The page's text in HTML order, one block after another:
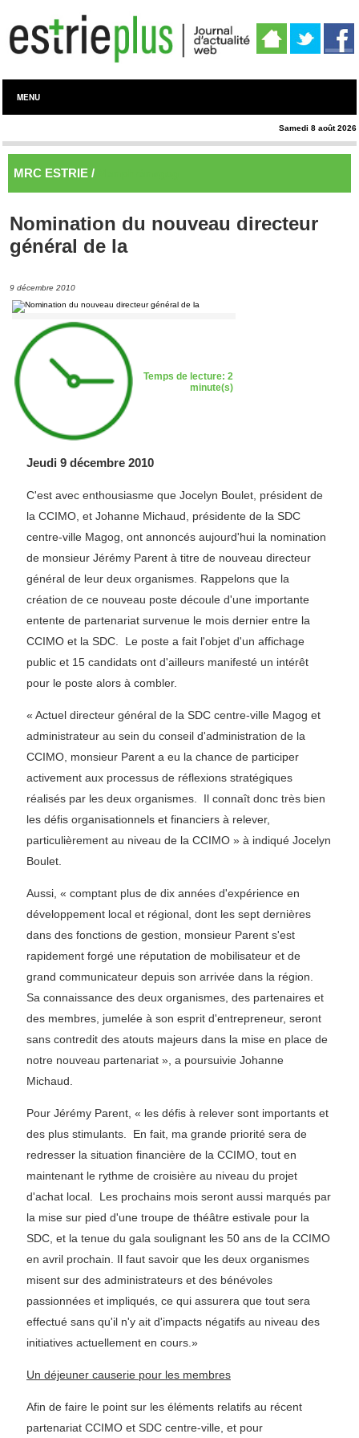
MENU
Samedi 8 août 2026
MRC ESTRIE /
Nomination du nouveau directeur
général de la
9 décembre 2010
Temps de lecture: 2
minute(s)
Jeudi 9 décembre 2010
C'est avec enthousiasme que Jocelyn Boulet, président de
la CCIMO, et Johanne Michaud, présidente de la SDC
centre-ville Magog, ont annoncés aujourd'hui la nomination
de monsieur Jérémy Parent à titre de nouveau directeur
général de leur deux organismes. Rappelons que la
création de ce nouveau poste découle d'une importante
entente de partenariat survenue le mois dernier entre la
CCIMO et la SDC. Le poste a fait l'objet d'un affichage
public et 15 candidats ont d'ailleurs manifesté un intérêt
pour le poste alors à combler.
« Actuel directeur général de la SDC centre-ville Magog et
administrateur au sein du conseil d'administration de la
CCIMO, monsieur Parent a eu la chance de participer
activement aux processus de réflexions stratégiques
réalisés par les deux organismes. Il connaît donc très bien
les défis organisationnels et financiers à relever,
particulièrement au niveau de la CCIMO » à indiqué Jocelyn
Boulet.
Aussi, « comptant plus de dix années d'expérience en
développement local et régional, dont les sept dernières
dans des fonctions de gestion, monsieur Parent s'est
rapidement forgé une réputation de mobilisateur et de
grand communicateur depuis son arrivée dans la région.
Sa connaissance des deux organismes, des partenaires et
des membres, jumelée à son esprit d'entrepreneur, seront
sans contredit des atouts majeurs dans la mise en place de
notre nouveau partenariat », a poursuivie Johanne
Michaud.
Pour Jérémy Parent, « les défis à relever sont importants et
des plus stimulants. En fait, ma grande priorité sera de
redresser la situation financière de la CCIMO, tout en
maintenant le rythme de croisière au niveau du projet
d'achat local. Les prochains mois seront aussi marqués par
la mise sur pied d'une troupe de théâtre estivale pour la
SDC, et la tenue du gala soulignant les 50 ans de la CCIMO
en avril prochain. Il faut savoir que les deux organismes
misent sur des administrateurs et des bénévoles
passionnées et impliqués, ce qui assurera que tout sera
effectué sans qu'il n'y ait d'impacts négatifs au niveau des
initiatives actuellement en cours.»
Un déjeuner causerie pour les membres
Afin de faire le point sur les éléments relatifs au récent
partenariat CCIMO et SDC centre-ville, et pour